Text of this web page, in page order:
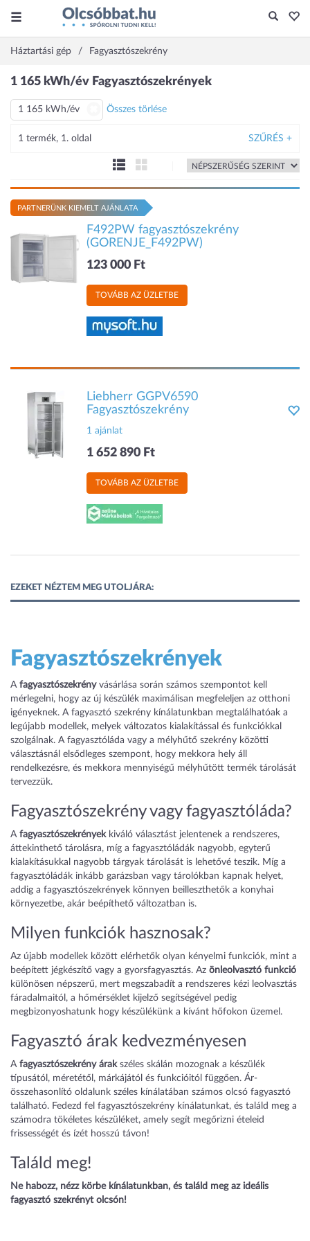
Háztartási gép Fagyasztószekrény
1 165 kWh/év Fagyasztószekrények
1 165 kWh/év Összes törlése
1 termék, 1. oldal SZŰRÉS +
PARTNERÜNK KIEMELT AJÁNLATA
F492PW fagyasztószekrény
(GORENJE_F492PW)
123 000 Ft
TOVÁBB AZ ÜZLETBE
Liebherr GGPV6590
Fagyasztószekrény
1 ajánlat
1 652 890 Ft
TOVÁBB AZ ÜZLETBE
EZEKET NÉZTEM MEG UTOLJÁRA:
Fagyasztószekrények
A fagyasztószekrényvásárlása során számos szempontot kell
mérlegelni, hogy az új készülék maximálisan megfeleljen az otthoni
igényeknek. A fagyasztó szekrény kínálatunkban megtalálhatóak a
legújabb modellek, melyek változatos kialakítással és funkciókkal
szolgálnak. A fagyasztóláda vagy a mélyhűtő szekrény közötti
választásnál elsődleges szempont, hogy mekkora hely áll
rendelkezésre, és mekkora mennyiségű mélyhűtött termék tárolását
tervezzük.
Fagyasztószekrény vagy fagyasztóláda?
A fagyasztószekrényekkiváló választást jelentenek a rendszeres,
áttekinthető tárolásra, míg a fagyasztóládák nagyobb, egyterű
kialakításukkal nagyobb tárgyak tárolását is lehetővé teszik. Míg a
fagyasztóládák inkább garázsban vagy tárolókban kapnak helyet,
addig a fagyasztószekrények könnyen beilleszthetők a konyhai
környezetbe, akár beépíthető változatban is.
Milyen funkciók hasznosak?
Az újabb modellek között elérhetők olyan kényelmi funkciók, mint a
beépített jégkészítő vagy a gyorsfagyasztás. Az önleolvasztó funkció
különösen népszerű, mert megszabadít a rendszeres kézi leolvasztás
fáradalmaitól, a hőmérséklet kijelző segítségével pedig
megbizonyoshatunk hogy készülékünk a kívánt hőfokon üzemel.
Fagyasztó árak kedvezményesen
A fagyasztószekrény árak széles skálán mozognak a készülék
típusától, méretétől, márkájától és funkcióitól függően. Ár-
összehasonlító oldalunk széles kínálatában számos olcsó fagyasztó
található. Fedezd fel fagyasztószekrény kínálatunkat, és találd meg a
számodra tökéletes készüléket, amely segít megőrizni ételeid
frissességét és ízét hosszú távon!
Találd meg!
Ne habozz, nézz körbe kínálatunkban, és találd meg az ideális
fagyasztó szekrényt olcsón!